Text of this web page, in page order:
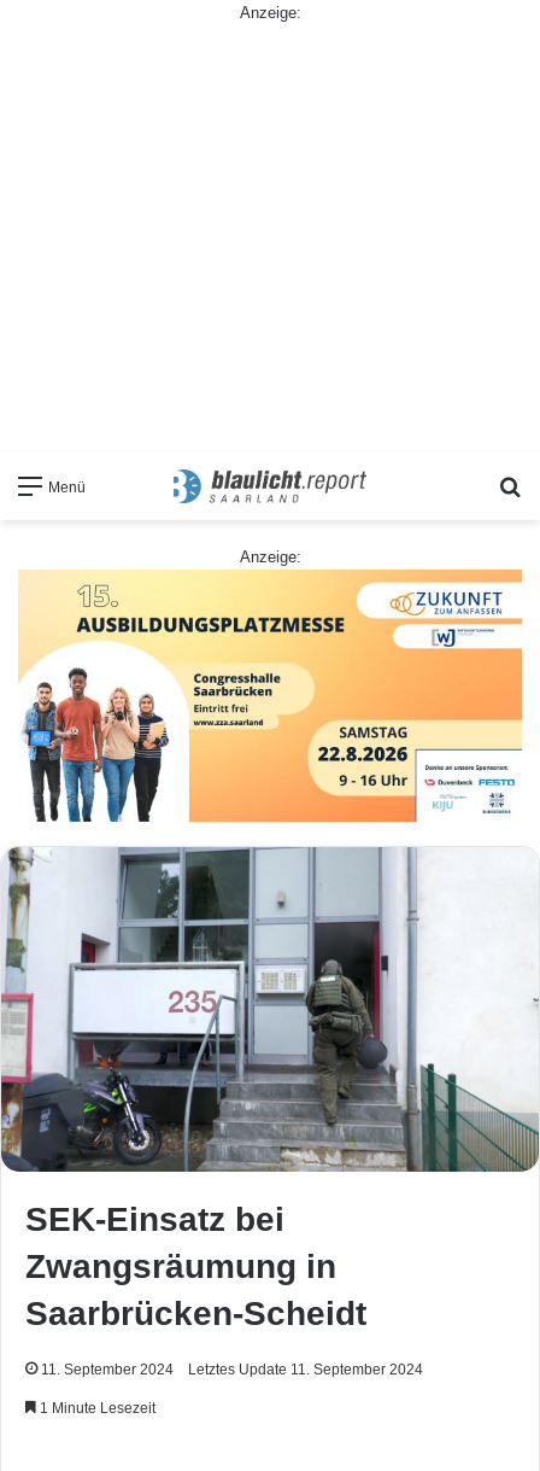
Anzeige:
Menü
Anzeige:
SEK-Einsatz bei
Zwangsräumung in
Saarbrücken-Scheidt
11. September 2024 Letztes Update 11. September 2024
1 Minute Lesezeit